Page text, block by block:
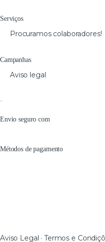
Serviços
Procuramos colaboradores!
Campanhas
Aviso legal
·
Envio seguro com
Métodos de pagamento
Aviso Legal · Termos e